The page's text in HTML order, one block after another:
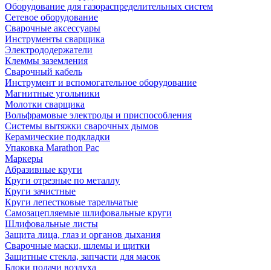
Оборудование для газораспределительных систем
Сетевое оборудование
Сварочные аксессуары
Инструменты сварщика
Электрододержатели
Клеммы заземления
Сварочный кабель
Инструмент и вспомогательное оборудование
Магнитные угольники
Молотки сварщика
Вольфрамовые электроды и приспособления
Системы вытяжки сварочных дымов
Керамические подкладки
Упаковка Marathon Pac
Маркеры
Абразивные круги
Круги отрезные по металлу
Круги зачистные
Круги лепестковые тарельчатые
Самозацепляемые шлифовальные круги
Шлифовальные листы
Защита лица, глаз и органов дыхания
Сварочные маски, шлемы и щитки
Защитные стекла, запчасти для масок
Блоки подачи воздуха